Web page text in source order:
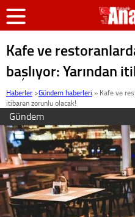
Kafe ve
başlıyor: Yarından
Haberler >Gündem haberleri » Kafe ve
itibaren zorunlu olacak!
Gündem